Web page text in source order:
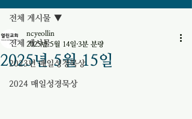
전체 게시물
2023년 매일성경묵상
2024 매일성경묵상
전체 게시물
2025년 5월 15일
ncyeollin
2025년 5월 14일 3분 분량